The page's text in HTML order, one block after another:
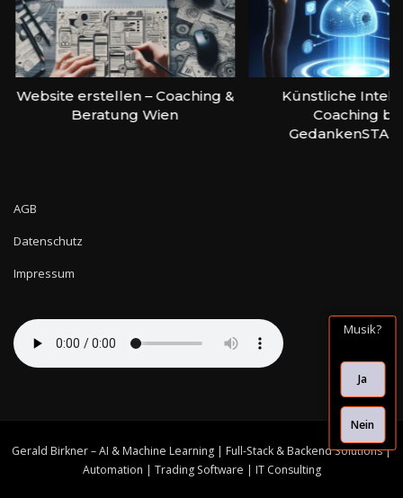
Website erstellen – Coaching &
Beratung Wien
Künstliche
Coaching bei
AGB
Datenschutz
Impressum
Musik?
Ja
Nein
Gerald Birkner – AI & Machine Learning | Full-Stack & Backend Solutions |
Automation | Trading Software | IT Consulting